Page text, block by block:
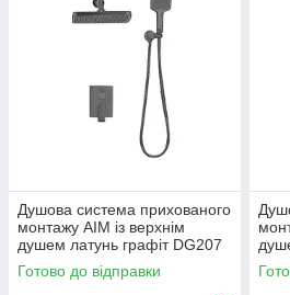
Душова система прихованого
монтажу AIM із верхнім
душем латунь графіт DG207
gun grey
Готово до відправки